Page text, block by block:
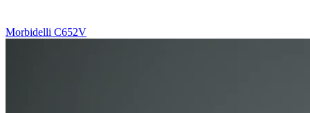
Morbidelli C652V